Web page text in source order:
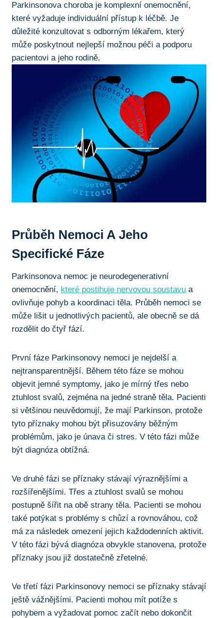
Parkinsonova choroba je komplexní onemocnění,
které vyžaduje individuální přístup k léčbě.​ Je
důležité konzultovat ‍s ‌odborným lékařem, který
může poskytnout nejlepší možnou péči a ​podporu
pacientovi a ‍jeho​ rodině.
Průběh ⁣nemoci A Jeho
Specifické Fáze
Parkinsonova nemoc je⁢ neurodegenerativní
onemocnění, které postihuje nervovou soustavu a
ovlivňuje pohyb a koordinaci těla. ⁣Průběh nemoci se
může lišit u‌ jednotlivých pacientů, ale ⁤obecně se ​dá
rozdělit do čtyř fází.
První fáze Parkinsonovy nemoci je nejdelší a
nejtransparentnější.⁢ Během této fáze se mohou
objevit jemné⁣ symptomy, jako je mírný třes nebo
ztuhlost svalů, zejména na‍ jedné straně těla. Pacienti
si ⁢většinou neuvědomují, že mají Parkinson, protože
‌tyto ‍příznaky mohou být ⁣přisuzovány běžným‍
problémům,⁢ jako je únava či ⁢stres. V této fázi může
být​ diagnóza ‍obtížná.
Ve druhé fázi ⁢se příznaky⁣ stávají ⁢výraznějšími a
rozšířenějšími. Třes a⁣ ztuhlost svalů‍ se mohou
postupně šířit na obě​ strany těla. Pacienti se ‍mohou
také potýkat s ⁣problémy s chůzí a rovnováhou,⁤ což
má za následek omezení jejich každodenních aktivit.
V této fázi bývá ⁣diagnóza ​obvykle stanovena, protože
příznaky jsou již dostatečně zřetelné.
Ve třetí ‍fázi Parkinsonovy nemoci se příznaky stávají
ještě vážnějšími. Pacienti mohou mít potíže s‍
pohybem a vyžadovat pomoc začít nebo dokončit